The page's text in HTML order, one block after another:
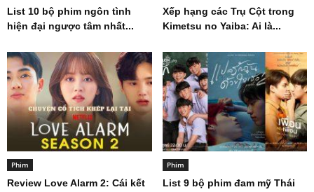
List 10 bộ phim ngôn tình
hiện đại ngược tâm nhất...
Xếp hạng các Trụ Cột trong
Kimetsu no Yaiba: Ai là...
Phim
Review Love Alarm 2: Cái kết
Phim
List 9 bộ phim đam mỹ Thái